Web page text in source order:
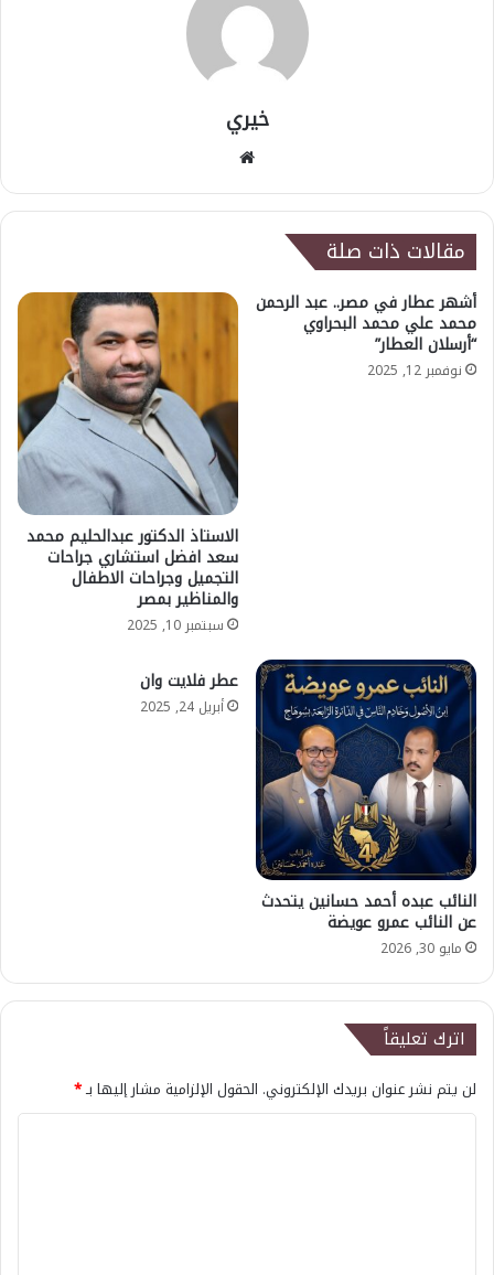
خيري
مقالات ذات صلة
أشهر عطار في مصر.. عبد الرحمن
محمد علي محمد البحراوي
“أرسلان العطار”
نوفمبر 12, 2025
الاستاذ الدكتور عبدالحليم محمد
سعد افضل استشاري جراحات
التجميل وجراحات الاطفال
والمناظير بمصر
سبتمبر 10, 2025
النائب عبده أحمد حسانين يتحدث
عن النائب عمرو عويضة
مايو 30, 2026
عطر فلايت وان
أبريل 24, 2025
اترك تعليقاً
لن يتم نشر عنوان بريدك الإلكتروني. الحقول الإلزامية مشار إليها بـ*